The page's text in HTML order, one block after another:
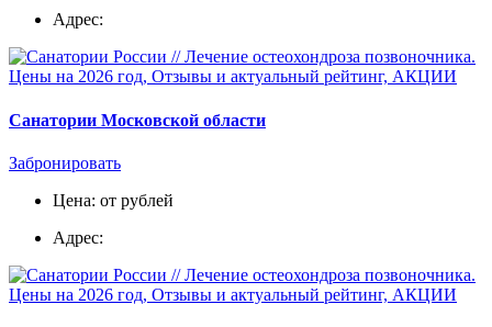
Адрес:
Санатории Московской области
Забронировать
Цена: от рублей
Адрес: